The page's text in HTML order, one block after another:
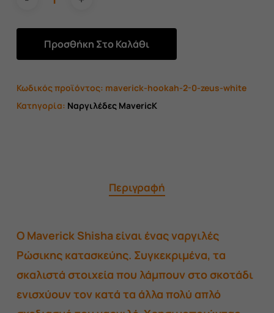
Προσθήκη Στο Καλάθι
Κωδικός προϊόντος: maverick-hookah-2-0-zeus-white
Κατηγορία: Ναργιλέδες MavericK
Περιγραφή
Ο Maverick Shisha είναι ένας ναργιλές
Ρώσικης κατασκεύης. Συγκεκριμένα, τα
σκαλιστά στοιχεία που λάμπουν στο σκοτάδι
ενισχύουν τον κατά τα άλλα πολύ απλό